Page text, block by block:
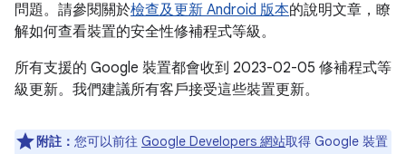
問題。請參閱關於檢查及更新 Android 版本的說明文章，瞭
解如何查看裝置的安全性修補程式等級。
所有支援的 Google 裝置都會收到 2023-02-05 修補程式等
級更新。我們建議所有客戶接受這些裝置更新。
附註： 您可以前往 Google Developers 網站取得 Google 裝置